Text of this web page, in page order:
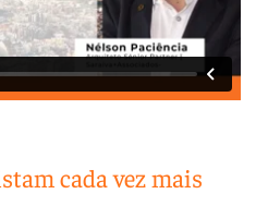
cada vez mais